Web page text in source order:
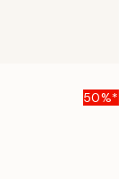
50%*